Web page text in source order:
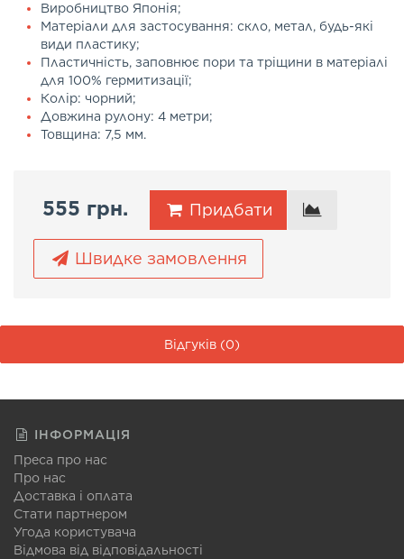
Виробництво Японія;
Матеріали для застосування: скло, метал, будь-які
види пластику;
Пластичність, заповнює пори та тріщини в матеріалі
для 100% гермитизації;
Колір: чорний;
Довжина рулону: 4 метри;
Товщина: 7,5 мм.
555 грн. Придбати
Швидке замовлення
Відгуків (0)
ІНФОРМАЦІЯ
Преса про нас
Про нас
Доставка і оплата
Стати партнером
Угода користувача
Відмова від відповідальності